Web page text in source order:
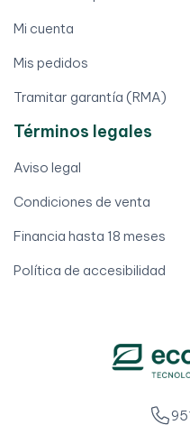
Mi cuenta
Mis pedidos
Tramitar garantía (RMA)
Términos legales
Aviso legal
Condiciones de venta
Financia hasta 18 meses
Política de accesibilidad